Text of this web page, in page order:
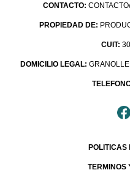
CONTACTO:
PROPIEDAD DE:
CUIT:
DOMICILIO LEGAL:
POLITICAS
TERMINOS